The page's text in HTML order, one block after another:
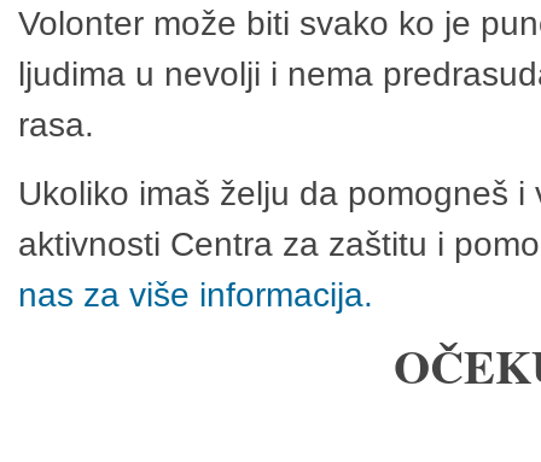
Volonter može biti svako ko je
ljudima u nevolji i nema
rasa.
Ukoliko imaš želju da pomogneš
aktivnosti Centra za zaštitu i
nas za više informacija.